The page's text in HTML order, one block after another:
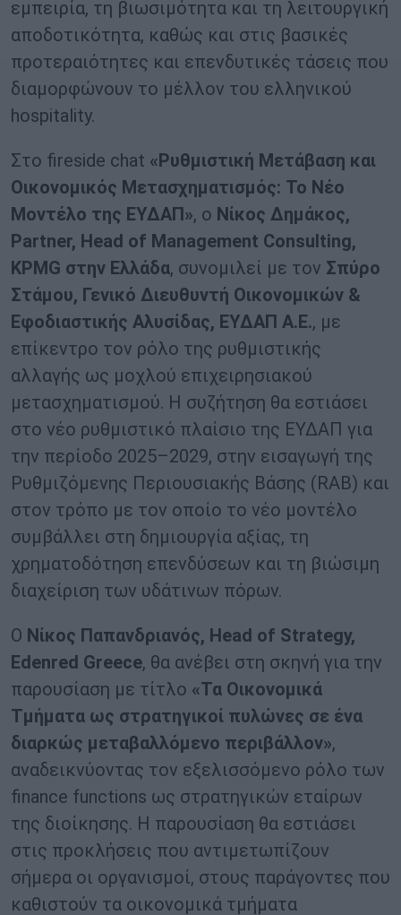
εμπειρία, τη βιωσιμότητα και τη λειτουργική
αποδοτικότητα, καθώς και στις βασικές
προτεραιότητες και επενδυτικές τάσεις που
διαμορφώνουν το μέλλον του ελληνικού
hospitality.
Στο fireside chat «Ρυθμιστική Μετάβαση και
Οικονομικός Μετασχηματισμός: Το Νέο
Μοντέλο της ΕΥΔΑΠ», ο Νίκος Δημάκος,
Partner, Head of Management Consulting,
KPMG στην Ελλάδα, συνομιλεί με τον Σπύρο
Στάμου, Γενικό Διευθυντή Οικονομικών &
Εφοδιαστικής Αλυσίδας, ΕΥΔΑΠ Α.Ε., με
επίκεντρο τον ρόλο της ρυθμιστικής
αλλαγής ως μοχλού επιχειρησιακού
μετασχηματισμού. Η συζήτηση θα εστιάσει
στο νέο ρυθμιστικό πλαίσιο της ΕΥΔΑΠ για
την περίοδο 2025–2029, στην εισαγωγή της
Ρυθμιζόμενης Περιουσιακής Βάσης (RAB) και
στον τρόπο με τον οποίο το νέο μοντέλο
συμβάλλει στη δημιουργία αξίας, τη
χρηματοδότηση επενδύσεων και τη βιώσιμη
διαχείριση των υδάτινων πόρων.
Ο Νίκος Παπανδριανός, Head of Strategy,
Edenred Greece, θα ανέβει στη σκηνή για την
παρουσίαση με τίτλο «Τα Οικονομικά
Τμήματα ως στρατηγικοί πυλώνες σε ένα
διαρκώς μεταβαλλόμενο περιβάλλον»,
αναδεικνύοντας τον εξελισσόμενο ρόλο των
finance functions ως στρατηγικών εταίρων
της διοίκησης. Η παρουσίαση θα εστιάσει
στις προκλήσεις που αντιμετωπίζουν
σήμερα οι οργανισμοί, στους παράγοντες που
καθιστούν τα οικονομικά τμήματα